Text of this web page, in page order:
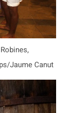
Jaume Canut